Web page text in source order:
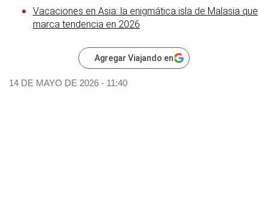
Vacaciones en Asia: la enigmática isla de Malasia que
marca tendencia en 2026
Agregar Viajando en
14 DE MAYO DE 2026 - 11:40